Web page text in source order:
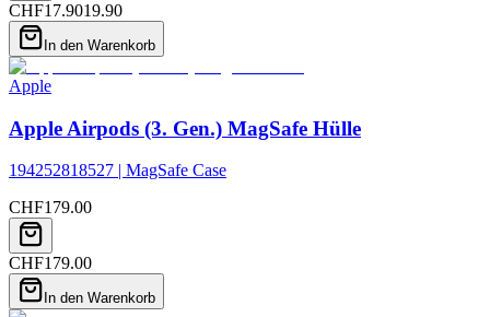
CHF17.9019.90
In den Warenkorb
Apple
Apple Airpods (3. Gen.) MagSafe Hülle
194252818527 | MagSafe Case
CHF179.00
CHF179.00
In den Warenkorb